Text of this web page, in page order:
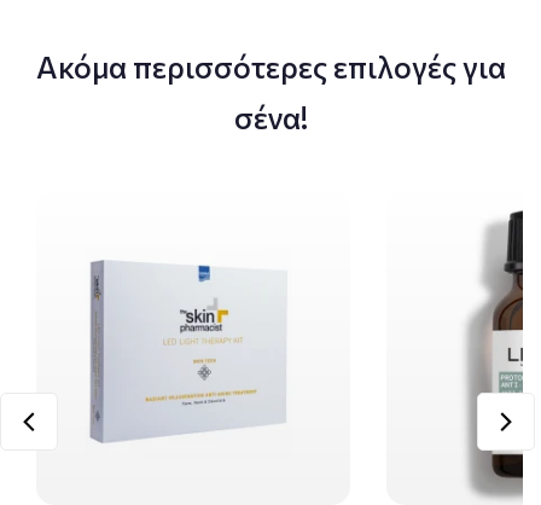
Ακόμα περισσότερες επιλογές για
σένα!